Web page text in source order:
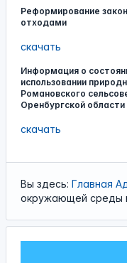
Реформирование
отходами
скачать
Информация о
использовании
Романовского
Оренбургской области
скачать
Вы здесь: Главная
окружающей среды